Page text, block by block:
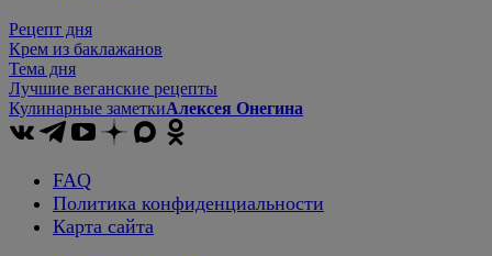
Рецепт дня
Крем из баклажанов
Тема дня
Лучшие веганские рецепты
Кулинарные заметкиАлексея Онегина
FAQ
Политика конфиденциальности
Карта сайта